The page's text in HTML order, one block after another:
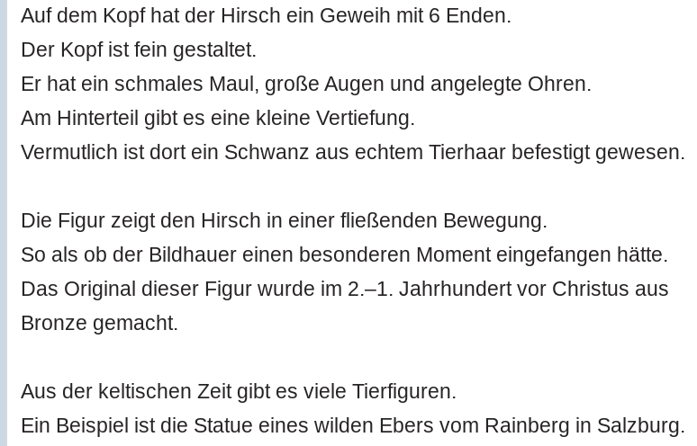
Auf dem Kopf hat der Hirsch ein Geweih mit 6 Enden.
Der Kopf ist fein gestaltet.
Er hat ein schmales Maul, große Augen und angelegte Ohren.
Am Hinterteil gibt es eine kleine Vertiefung.
Vermutlich ist dort ein Schwanz aus echtem Tierhaar befestigt gewesen.
Die Figur zeigt den Hirsch in einer fließenden Bewegung.
So als ob der Bildhauer einen besonderen Moment eingefangen hätte.
Das Original dieser Figur wurde im 2.–1. Jahrhundert vor Christus aus
Bronze gemacht.
Aus der keltischen Zeit gibt es viele Tierfiguren.
Ein Beispiel ist die Statue eines wilden Ebers vom Rainberg in Salzburg.